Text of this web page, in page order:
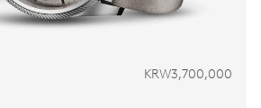
KRW3,700,000